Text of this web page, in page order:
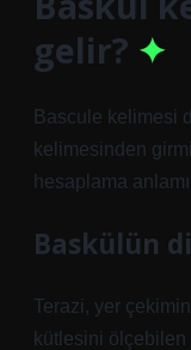
gelir?
Bascule kelimesi
kelimesinden
hesaplama
Baskülün
Terazi, yer
kütlesini ölçebilen